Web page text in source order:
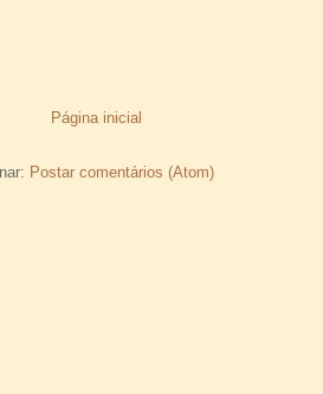
Página inicial
Postar comentários (Atom)